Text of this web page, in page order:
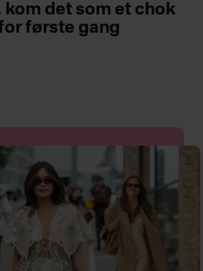
kom det som et chok
første gang